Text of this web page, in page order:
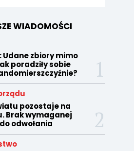
WIADOMOŚCI
Udane zbiory mimo
poradziły sobie
pozostaje na
Brak wymaganej
odwołania